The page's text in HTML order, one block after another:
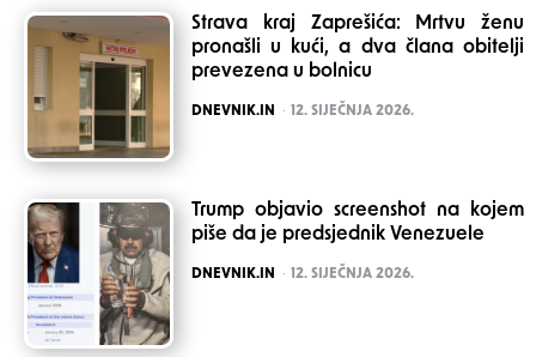
Strava kraj Zaprešića: Mrtvu ženu
pronašli u kući, a dva člana obitelji
prevezena u bolnicu
POSTED
DNEVNIK.IN 12. SIJEČNJA 2026.
Trump objavio screenshot na kojem
piše da je predsjednik Venezuele
POSTED
DNEVNIK.IN 12. SIJEČNJA 2026.